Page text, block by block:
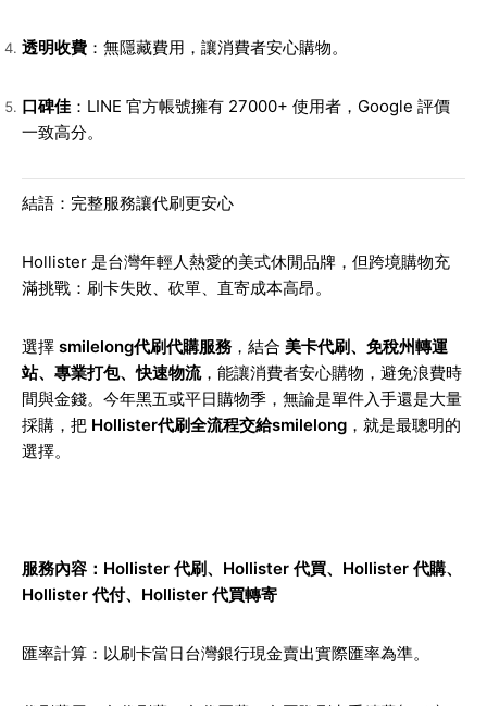
透明收費 ：無隱藏費用，讓消費者安心購物。
口碑佳 ：LINE 官方帳號擁有 27000+ 使用者，Google 評價
一致高分。
結語：完整服務讓代刷更安心
Hollister 是台灣年輕人熱愛的美式休閒品牌，但跨境購物充
滿挑戰：刷卡失敗、砍單、直寄成本高昂。
選擇 smilelong代刷代購服務 ，結合 美卡代刷、免稅州轉運
站、專業打包、快速物流，能讓消費者安心購物，避免浪費時
間與金錢。今年黑五或平日購物季，無論是單件入手還是大量
採購，把 Hollister代刷全流程交給smilelong ，就是最聰明的
選擇。
服務內容：Hollister 代刷、Hollister 代買、Hollister 代購、
Hollister 代付、Hollister 代買轉寄
匯率計算：以刷卡當日台灣銀行現金賣出實際匯率為準。